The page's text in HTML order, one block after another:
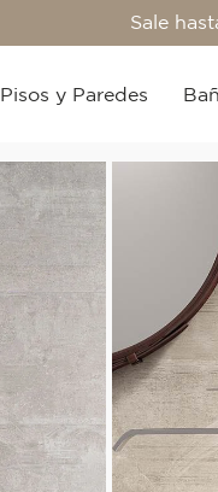
Sale
Pisos y Paredes